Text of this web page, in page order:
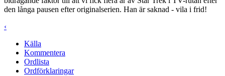
den långa pausen efter originalserien. Han är saknad - vila i frid!
‹
Källa
Kommentera
Ordlista
Ordförklaringar